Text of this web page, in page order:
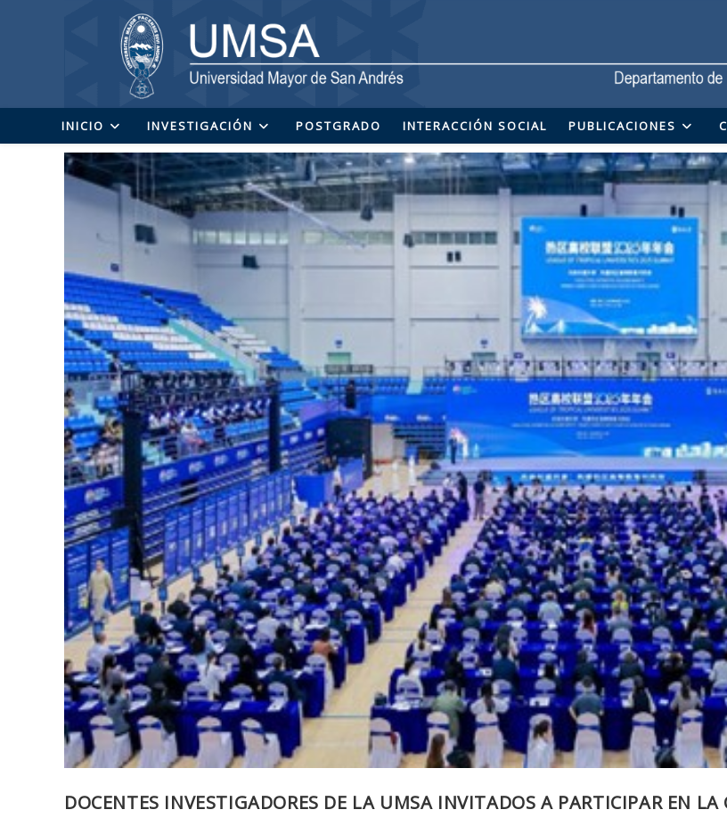
INICIO INVESTIGACIÓN POSTGRADO INTERACCIÓN SOCIAL PUBLICACIONES
DOCENTES INVESTIGADORES DE LA UMSA INVITADOS A PARTICIPAR EN LA